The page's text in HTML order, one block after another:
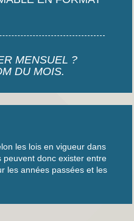
MENSUEL ?
DU MOIS.
les lois en vigueur dans
peuvent donc exister entre
les années passées et les